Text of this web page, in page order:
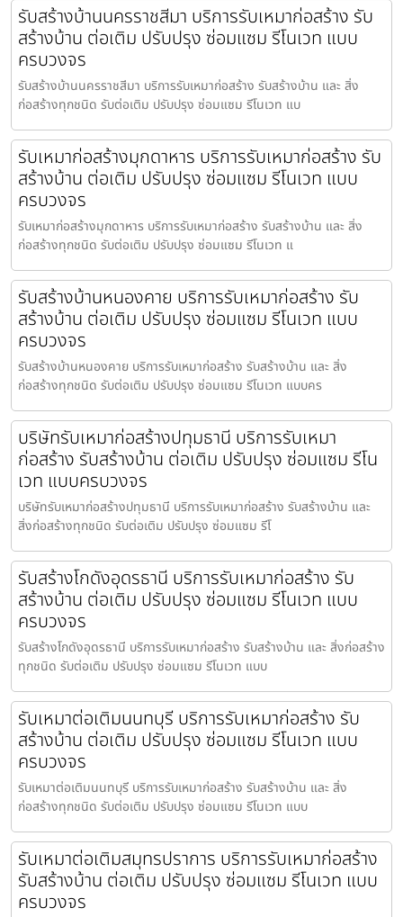
รับสร้างบ้านนครราชสีมา บริการรับเหมาก่อสร้าง รับ
สร้างบ้าน ต่อเติม ปรับปรุง ซ่อมแซม รีโนเวท แบบ
ครบวงจร
รับสร้างบ้านนครราชสีมา บริการรับเหมาก่อสร้าง รับสร้างบ้าน และ สิ่ง
ก่อสร้างทุกชนิด รับต่อเติม ปรับปรุง ซ่อมแซม รีโนเวท แบ
รับเหมาก่อสร้างมุกดาหาร บริการรับเหมาก่อสร้าง รับ
สร้างบ้าน ต่อเติม ปรับปรุง ซ่อมแซม รีโนเวท แบบ
ครบวงจร
รับเหมาก่อสร้างมุกดาหาร บริการรับเหมาก่อสร้าง รับสร้างบ้าน และ สิ่ง
ก่อสร้างทุกชนิด รับต่อเติม ปรับปรุง ซ่อมแซม รีโนเวท แ
รับสร้างบ้านหนองคาย บริการรับเหมาก่อสร้าง รับ
สร้างบ้าน ต่อเติม ปรับปรุง ซ่อมแซม รีโนเวท แบบ
ครบวงจร
รับสร้างบ้านหนองคาย บริการรับเหมาก่อสร้าง รับสร้างบ้าน และ สิ่ง
ก่อสร้างทุกชนิด รับต่อเติม ปรับปรุง ซ่อมแซม รีโนเวท แบบคร
บริษัทรับเหมาก่อสร้างปทุมธานี บริการรับเหมา
ก่อสร้าง รับสร้างบ้าน ต่อเติม ปรับปรุง ซ่อมแซม รีโน
เวท แบบครบวงจร
บริษัทรับเหมาก่อสร้างปทุมธานี บริการรับเหมาก่อสร้าง รับสร้างบ้าน และ
สิ่งก่อสร้างทุกชนิด รับต่อเติม ปรับปรุง ซ่อมแซม รีโ
รับสร้างโกดังอุดรธานี บริการรับเหมาก่อสร้าง รับ
สร้างบ้าน ต่อเติม ปรับปรุง ซ่อมแซม รีโนเวท แบบ
ครบวงจร
รับสร้างโกดังอุดรธานี บริการรับเหมาก่อสร้าง รับสร้างบ้าน และ สิ่งก่อสร้าง
ทุกชนิด รับต่อเติม ปรับปรุง ซ่อมแซม รีโนเวท แบบ
รับเหมาต่อเติมนนทบุรี บริการรับเหมาก่อสร้าง รับ
สร้างบ้าน ต่อเติม ปรับปรุง ซ่อมแซม รีโนเวท แบบ
ครบวงจร
รับเหมาต่อเติมนนทบุรี บริการรับเหมาก่อสร้าง รับสร้างบ้าน และ สิ่ง
ก่อสร้างทุกชนิด รับต่อเติม ปรับปรุง ซ่อมแซม รีโนเวท แบบ
รับเหมาต่อเติมสมุทรปราการ บริการรับเหมาก่อสร้าง
รับสร้างบ้าน ต่อเติม ปรับปรุง ซ่อมแซม รีโนเวท แบบ
ครบวงจร